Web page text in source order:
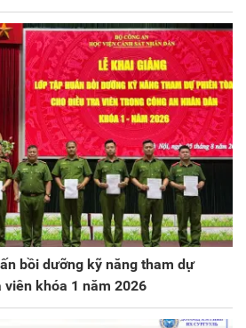
bồi dưỡng kỹ năng tham dự
khóa 1 năm 2026